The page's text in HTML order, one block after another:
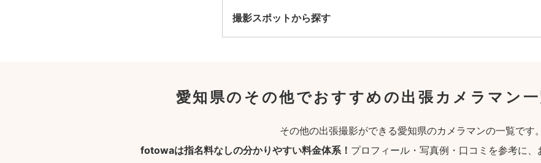
撮影スポットから探す
愛知県のその他でおすすめの出張カメラマン一
その他の出張撮影ができる愛知県のカメラマンの一覧です。
fotowaは指名料なしの分かりやすい料金体系！ プロフィール・写真例・口コミを参考に